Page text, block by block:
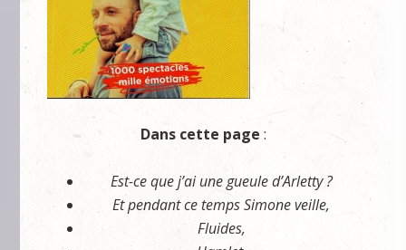
Dans cette page :
Est-ce que j’ai une gueule d’Arletty ?
Et pendant ce temps Simone veille,
Fluides,